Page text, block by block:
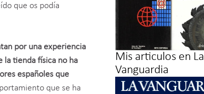
que os podía
por una experiencia
la tienda física no ha
españoles que
que se ha
Mis articulos en La
Vanguardia